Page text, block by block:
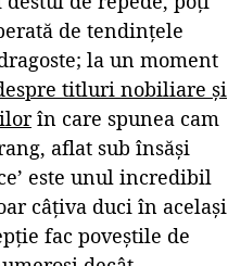
de tendințele
la un moment
titluri nobiliare și
în care spunea cam
aflat sub însăși
este unul incredibil
câțiva duci în același
fac poveștile de